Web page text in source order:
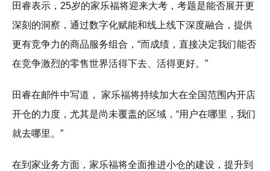
田睿表示，25岁的家乐福将迎来大考，考题是能否展开更
深刻的洞察，通过数字化赋能和线上线下深度融合，提供
更有竞争力的商品服务组合，“而成绩，直接决定我们能否
在竞争激烈的零售世界活得下去、活得更好。”
田睿在邮件中写道， 家乐福将持续加大在全国范围内开店
开仓的力度，尤其是尚未覆盖的区域，“用户在哪里，我们
就去哪里。”
在到家业务方面，家乐福将全面推进小仓的建设，提升到